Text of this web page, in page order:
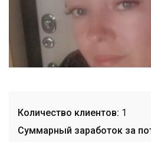
Количество клиентов: 1
Суммарный заработок за